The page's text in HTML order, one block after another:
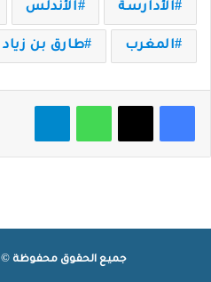
الأدارسة الأندلس
المغرب طارق بن زياد
فيسبوك‫X واتساب تيلقرام
جميع الحقوق محفوظة © 2026 إسبانيا بالعربي